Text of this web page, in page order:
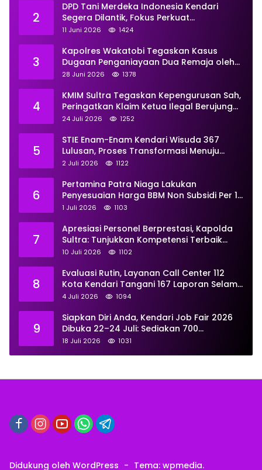
2
DPD Tani Merdeka Indonesia Kendari
Segera Dilantik, Fokus Perkuat
Pemberdayaan
11 Juni 2026 1424
3
Kapolres Wakatobi Tegaskan Kasus
Dugaan Penganiayaan Dua Remaja oleh
Dua Anggota Ditangani Secara
28 Juni 2026 1378
4
KMIM Sultra Tegaskan Kepengurusan Sah,
Peringatkan Klaim Ketua Ilegal Berujung
Proses Hukum
24 Juli 2026 1252
5
STIE Enam-Enam Kendari Wisuda 367
Lulusan, Proses Transformasi Menuju
Universitas Resmi Diterima
2 Juli 2026 1122
6
Pertamina Patra Niaga Lakukan
Penyesuaian Harga BBM Non Subsidi Per 1
Juli 2026, Berikut Rinciannya
1 Juli 2026 1103
7
Apresiasi Personel Berprestasi, Kapolda
Sultra: Tunjukkan Kompetensi Terbaik
untuk Masyarakat
10 Juli 2026 1102
8
Evaluasi Rutin, Layanan Call Center 112
Kota Kendari Tangani 167 Laporan Selama
Juni
4 Juli 2026 1094
9
Siapkan Diri Anda, Kendari Job Fair 2026
Dibuka 22–24 Juli: Sediakan 700
Lowongan dari 30 Perusahaan
18 Juli 2026 1031
Didukung oleh WordPress - Tema: wpmedia.